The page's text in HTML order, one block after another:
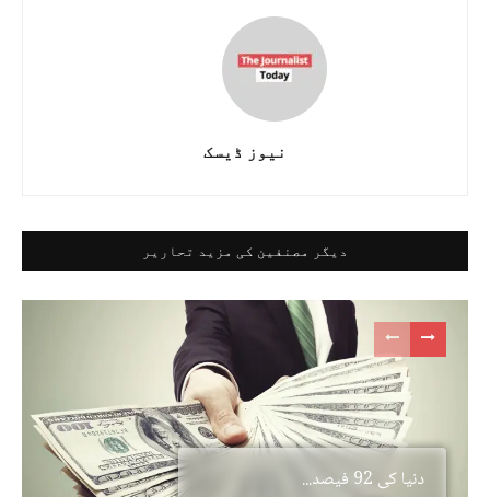
نیوز ڈیسک
دیگر مصنفین کی مزید تحاریر
دنیا کی 92 فیصد...